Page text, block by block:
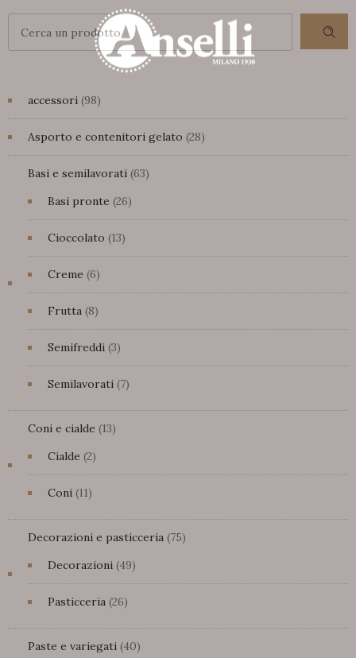
accessori 9898
prodotti
Asporto e contenitori gelato 2828
prodotti
Basi e semilavorati 6363
Basi pronte 2626
prodotti
Cioccolato 1313
prodotti
Creme 66
prodotti
Frutta 88
prodotti
Semifreddi 33
prodotti
Semilavorati 77
Coni e cialde 1313
Cialde 22
prodotti
Coni 1111
Decorazioni e pasticceria 7575
Decorazioni 4949
prodotti
Pasticceria 2626
Paste e variegati 4040